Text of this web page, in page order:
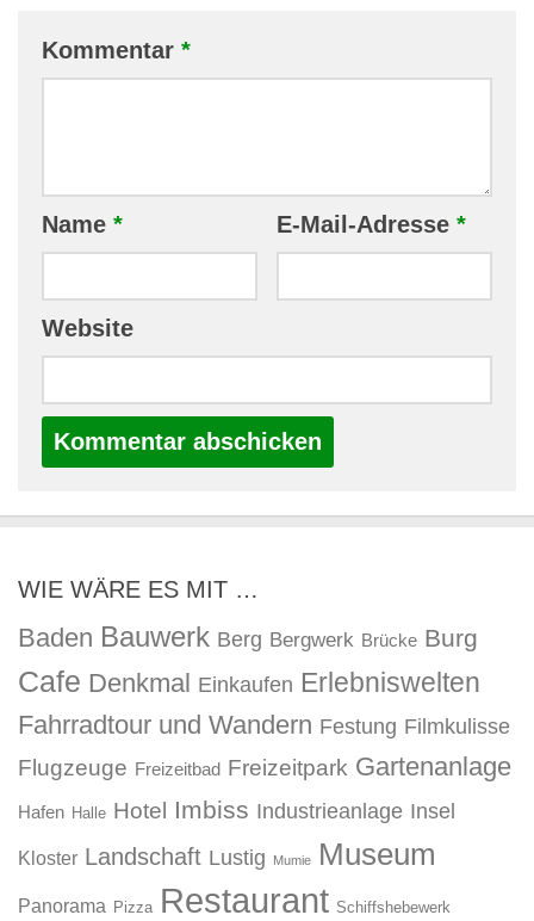
Kommentar *
Name * E-Mail-Adresse *
Website
WIE WÄRE ES MIT …
Baden Bauwerk Berg Bergwerk Brücke Burg
Cafe Denkmal Einkaufen Erlebniswelten
Fahrradtour und Wandern Festung Filmkulisse
Flugzeuge Freizeitbad Freizeitpark Gartenanlage
Hafen Halle Hotel Imbiss Industrieanlage Insel
Kloster Landschaft Lustig Mumie Museum
Panorama Pizza Restaurant Schiffshebewerk